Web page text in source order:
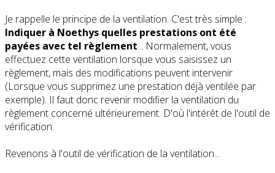
Je rappelle le principe de la ventilation. C'est très simple :
Indiquer à Noethys quelles prestations ont été
payées avec tel règlement... Normalement, vous
effectuez cette ventilation lorsque vous saisissez un
règlement, mais des modifications peuvent intervenir
(Lorsque vous supprimez une prestation déjà ventilée par
exemple). Il faut donc revenir modifier la ventilation du
règlement concerné ultérieurement. D'où l'intérêt de l'outil de
vérification.
Revenons à l'outil de vérification de la ventilation...